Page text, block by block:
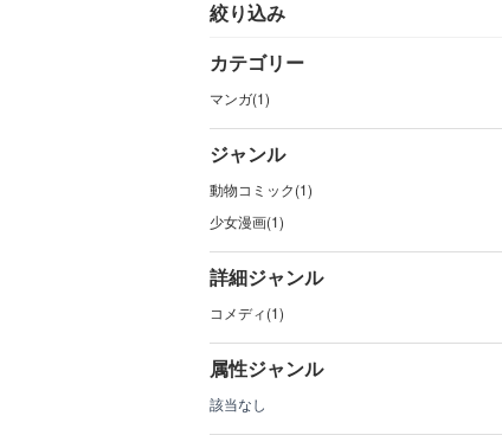
絞り込み
カテゴリー
マンガ(1)
ジャンル
動物コミック(1)
少女漫画(1)
詳細ジャンル
コメディ(1)
属性ジャンル
該当なし